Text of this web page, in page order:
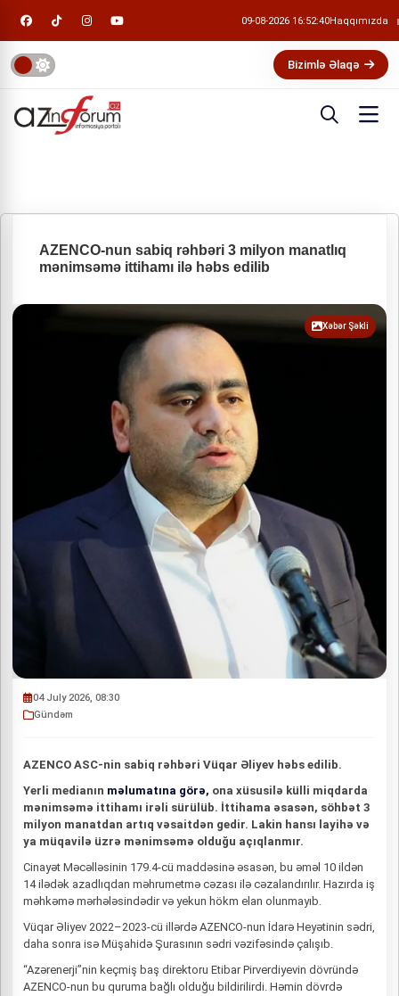
09-08-2026 16:52:40Haqqımızda
Bizimlə Əlaqə
AZENCO-nun sabiq rəhbəri 3 milyon manatlıq
mənimsəmə ittihamı ilə həbs edilib
Xəbər Şəkli
04 July 2026, 08:30
Gündəm
AZENCO ASC-nin sabiq rəhbəri Vüqar Əliyev həbs edilib.
Yerli medianın məlumatına görə, ona xüsusilə külli miqdarda
mənimsəmə ittihamı irəli sürülüb. İttihama əsasən, söhbət 3
milyon manatdan artıq vəsaitdən gedir. Lakin hansı layihə və
ya müqavilə üzrə mənimsəmə olduğu açıqlanmır.
Cinayət Məcəlləsinin 179.4-cü maddəsinə əsasən, bu əməl 10 ildən
14 ilədək azadlıqdan məhrumetmə cəzası ilə cəzalandırılır. Hazırda iş
məhkəmə mərhələsindədir və yekun hökm elan olunmayıb.
Vüqar Əliyev 2022–2023-cü illərdə AZENCO-nun İdarə Heyətinin sədri,
daha sonra isə Müşahidə Şurasının sədri vəzifəsində çalışıb.
“Azərenerji”nin keçmiş baş direktoru Etibar Pirverdiyevin dövründə
AZENCO-nun bu quruma bağlı olduğu bildirilirdi. Həmin dövrdə